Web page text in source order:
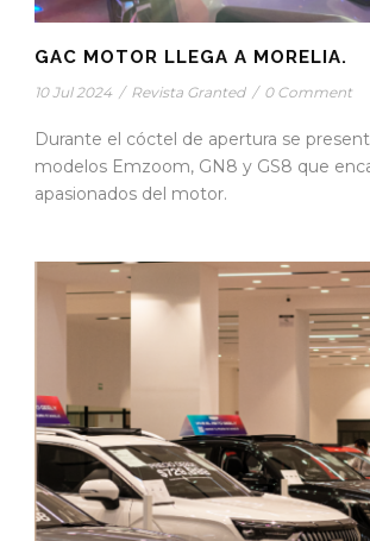
GAC MOTOR LLEGA A MORELIA.
10 Jul 2024 / Revista Granted / 0 Comment
Durante el cóctel de apertura se
modelos Emzoom, GN8 y GS8 que
apasionados del motor.